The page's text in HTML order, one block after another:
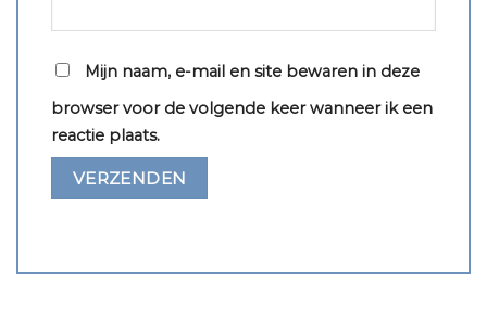
Mijn naam, e-mail en site bewaren in deze
browser voor de volgende keer wanneer ik een
reactie plaats.